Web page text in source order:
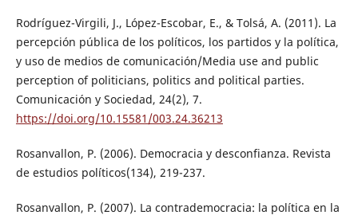
Rodríguez-Virgili, J., López-Escobar, E., & Tolsá, A. (2011). La
percepción pública de los políticos, los partidos y la política,
y uso de medios de comunicación/Media use and public
perception of politicians, politics and political parties.
Comunicación y Sociedad, 24(2), 7.
https://doi.org/10.15581/003.24.36213
Rosanvallon, P. (2006). Democracia y desconfianza. Revista
de estudios políticos(134), 219-237.
Rosanvallon, P. (2007). La contrademocracia: la política en la